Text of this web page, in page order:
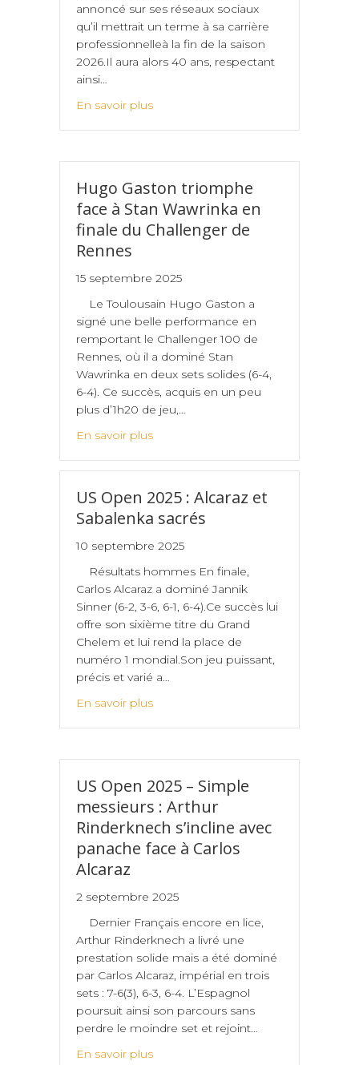
annoncé sur ses réseaux sociaux
qu’il mettrait un terme à sa carrière
professionnelleà la fin de la saison
2026.Il aura alors 40 ans, respectant
ainsi…
En savoir plus
Hugo Gaston triomphe
face à Stan Wawrinka en
finale du Challenger de
Rennes
15 septembre 2025
Le Toulousain Hugo Gaston a
signé une belle performance en
remportant le Challenger 100 de
Rennes, où il a dominé Stan
Wawrinka en deux sets solides (6-4,
6-4). Ce succès, acquis en un peu
plus d’1h20 de jeu,…
En savoir plus
US Open 2025 : Alcaraz et
Sabalenka sacrés
10 septembre 2025
Résultats hommes En finale,
Carlos Alcaraz a dominé Jannik
Sinner (6-2, 3-6, 6-1, 6-4).Ce succès lui
offre son sixième titre du Grand
Chelem et lui rend la place de
numéro 1 mondial.Son jeu puissant,
précis et varié a…
En savoir plus
US Open 2025 – Simple
messieurs : Arthur
Rinderknech s’incline avec
panache face à Carlos
Alcaraz
2 septembre 2025
Dernier Français encore en lice,
Arthur Rinderknech a livré une
prestation solide mais a été dominé
par Carlos Alcaraz, impérial en trois
sets : 7-6(3), 6-3, 6-4. L’Espagnol
poursuit ainsi son parcours sans
perdre le moindre set et rejoint…
En savoir plus